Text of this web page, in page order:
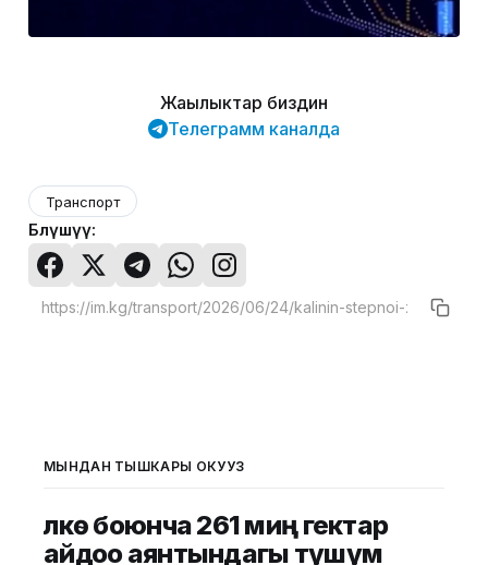
Жаңылыктар биздин
Телеграмм каналда
Транспорт
Бөлүшүү:
МЫНДАН ТЫШКАРЫ ОКУҢУЗ
Өлкө боюнча 261 миң гектар
айдоо аянтындагы түшүм